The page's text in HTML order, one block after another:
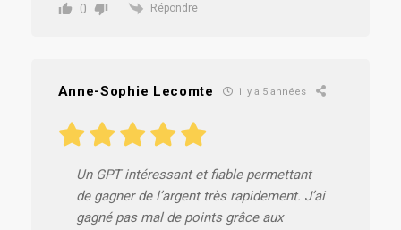
0 Répondre
Anne-Sophie Lecomte il y a 5 années
Un GPT intéressant et fiable permettant
de gagner de l’argent très rapidement. J’ai
gagné pas mal de points grâce aux